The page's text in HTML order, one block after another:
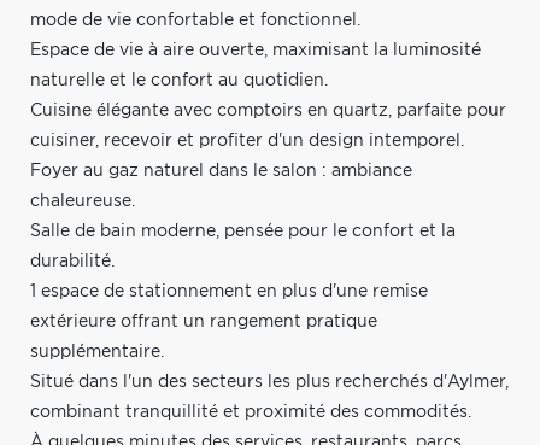
mode de vie confortable et fonctionnel.
Espace de vie à aire ouverte, maximisant la luminosité
naturelle et le confort au quotidien.
Cuisine élégante avec comptoirs en quartz, parfaite pour
cuisiner, recevoir et profiter d'un design intemporel.
Foyer au gaz naturel dans le salon : ambiance
chaleureuse.
Salle de bain moderne, pensée pour le confort et la
durabilité.
1 espace de stationnement en plus d'une remise
extérieure offrant un rangement pratique
supplémentaire.
Situé dans l'un des secteurs les plus recherchés d'Aylmer,
combinant tranquillité et proximité des commodités.